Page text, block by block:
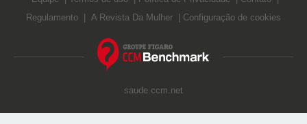
Regulamento
A Revista Da Mulher Configuração de cookies
saude.ccm.net